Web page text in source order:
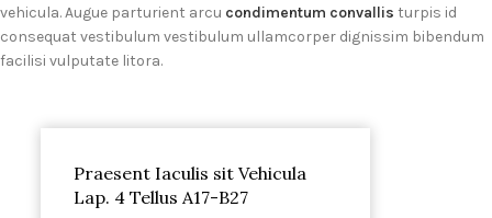
vehicula. Augue parturient arcu condimentum convallis turpis id
consequat vestibulum vestibulum ullamcorper dignissim bibendum
facilisi vulputate litora.
Praesent Iaculis sit Vehicula
Lap. 4 Tellus A17-B27